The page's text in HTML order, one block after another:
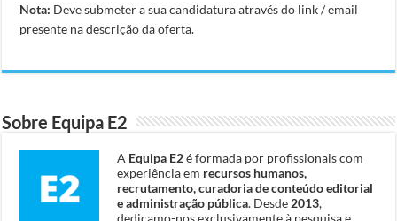
Nota: Deve submeter a sua candidatura através do link / email
presente na descrição da oferta.
Sobre Equipa E2
A Equipa E2é formada por profissionais com
experiência em recursos humanos,
recrutamento, curadoria de conteúdo editorial
e administração pública. Desde 2013,
dedicamo-nos exclusivamente à pesquisa e